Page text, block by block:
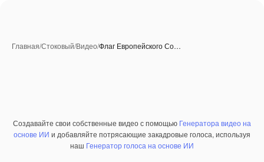
Главная/Стоковый/Видео/Флаг Европейского Со…
Премиум
Создавайте свои собственные видео с помощью Генератора видео на
основе ИИ и добавляйте потрясающие закадровые голоса, используя
наш Генератор голоса на основе ИИ